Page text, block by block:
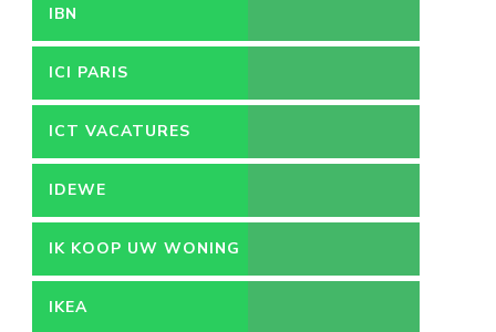
IBN
ICI PARIS
ICT VACATURES
IDEWE
IK KOOP UW WONING
IKEA